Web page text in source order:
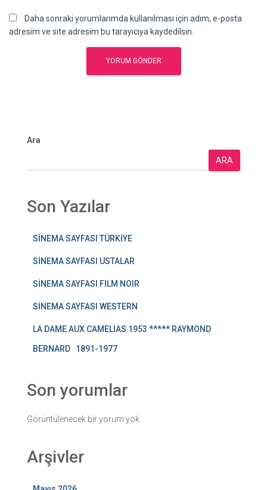
Daha sonraki yorumlarımda kullanılması için adım, e-posta
adresim ve site adresim bu tarayıcıya kaydedilsin.
Ara
ARA
Son Yazılar
SİNEMA SAYFASI TÜRKİYE
SİNEMA SAYFASI USTALAR
SİNEMA SAYFASI FILM NOIR
SİNEMA SAYFASI WESTERN
LA DAME AUX CAMELIAS 1953 ***** RAYMOND
BERNARD 1891-1977
Son yorumlar
Görüntülenecek bir yorum yok.
Arşivler